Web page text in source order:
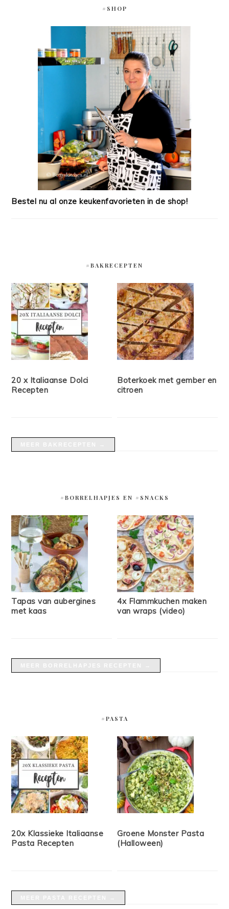
#SHOP
Bestel nu al onze keukenfavorieten in de shop!
#BAKRECEPTEN
20 x Italiaanse Dolci
Recepten
Boterkoek met gember en
citroen
#BORRELHAPJES EN #SNACKS
Tapas van aubergines
met kaas
4x Flammkuchen maken
van wraps (video)
#PASTA
20x Klassieke Italiaanse
Pasta Recepten
Groene Monster Pasta
(Halloween)